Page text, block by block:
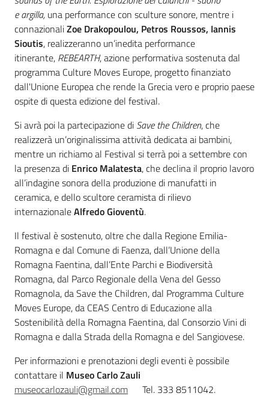
e argilla, una performance con sculture sonore, mentre i
connazionaliZoe Drakopoulou, Petros Roussos, Iannis
Sioutis, realizzeranno un’inedita performance
itinerante, REBEARTH, azione performativa sostenuta dal
programma Culture Moves Europe, progetto finanziato
dall'Unione Europea che rende la Grecia vero e proprio paese
ospite di questa edizione del festival.
Si avrà poi la partecipazione di Save the Children, che
realizzerà un’originalissima attività dedicata ai bambini,
mentre un richiamo al Festival si terrà poi a settembre con
la presenza di Enrico Malatesta, che declina il proprio lavoro
all’indagine sonora della produzione di manufatti in
ceramica, e dello scultore ceramista di rilievo
internazionaleAlfredo Gioventù.
Il festival è sostenuto, oltre che dalla Regione Emilia-
Romagna e dal Comune di Faenza, dall’Unione della
Romagna Faentina, dall’Ente Parchi e Biodiversità
Romagna, dal Parco Regionale della Vena del Gesso
Romagnola, da Save the Children, dal Programma Culture
Moves Europe, da CEAS Centro di Educazione alla
Sostenibilità della Romagna Faentina, dal Consorzio Vini di
Romagna e dalla Strada della Romagna e del Sangiovese.
Per informazioni e prenotazioni degli eventi è possibile
contattare il Museo Carlo Zauli
museocarlozauli@gmail.com
Tel. 333 8511042.